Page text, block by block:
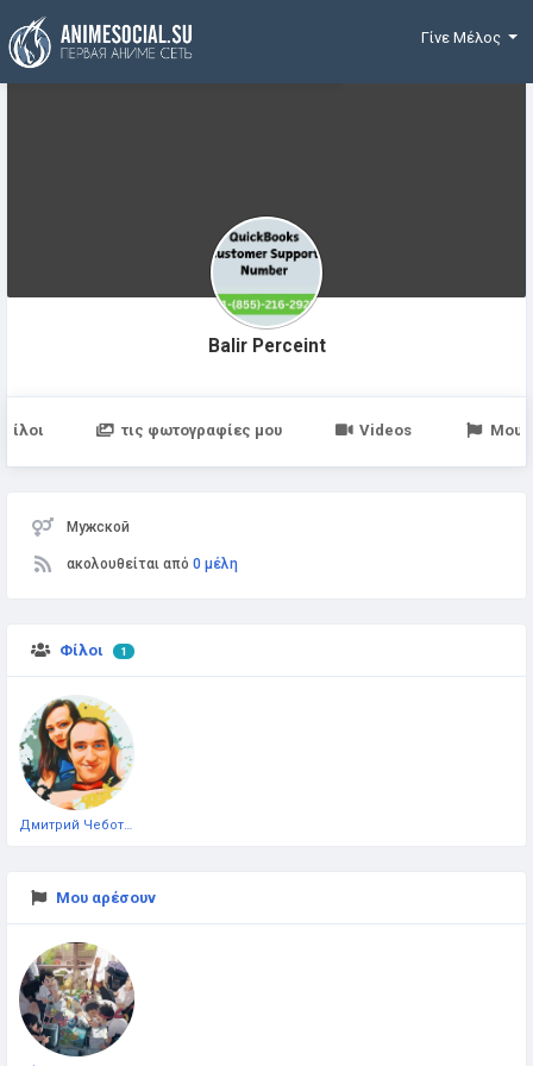
Χρηματοδότηση
Γίνε Μέλος
Balir Perceint
Φίλοι τις φωτογραφίες μου Videos Μου
Мужской
ακολουθείται από 0 μέλη
Φίλοι 1
Μου αρέσουν